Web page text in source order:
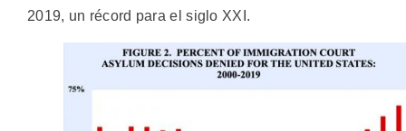
2019, un récord para el siglo XXI.